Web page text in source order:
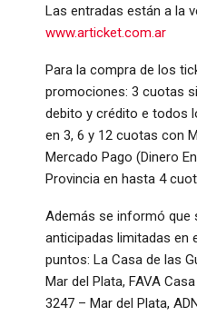
Las entradas están a la
www.articket.com.ar
Para la compra de los
promociones: 3 cuotas
debito y crédito e todos
en 3, 6 y 12 cuotas con
Mercado Pago (Dinero
Provincia en hasta 4
Además se informó que
anticipadas limitadas en
puntos: La Casa de las
Mar del Plata, FAVA
3247 – Mar del Plata,